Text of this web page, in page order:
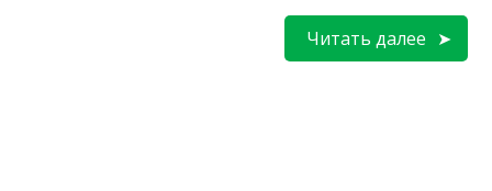
Читать далее